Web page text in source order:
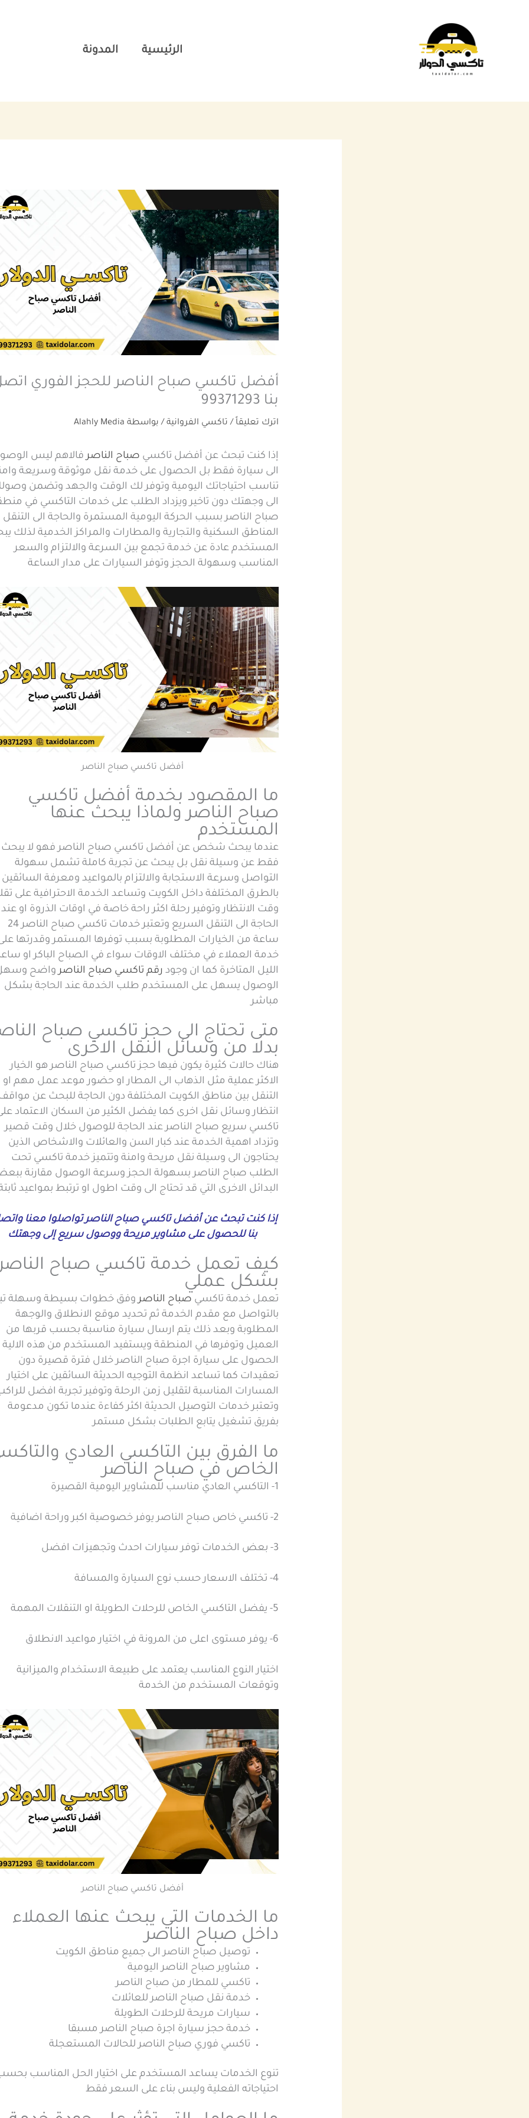
الرئيسية المدونة
أفضل تاكسي صباح الناصر للحجز الفوري
بنا 99371293
اترك تعليقاً / تاكسي الفروانية/ بواسطة Alahly Media
إذا كنت تبحث عن أفضل تاكسي صباح الناصر فالاهم ليس
الى سيارة فقط بل الحصول على خدمة نقل موثوقة وسريعة
تناسب احتياجاتك اليومية وتوفر لك الوقت والجهد وتضمن
الى وجهتك دون تاخير ويزداد الطلب على خدمات التاكسي في
صباح الناصر بسبب الحركة اليومية المستمرة والحاجة الى التنقل
المناطق السكنية والتجارية والمطارات والمراكز الخدمية لذلك
المستخدم عادة عن خدمة تجمع بين السرعة والالتزام والسعر
المناسب وسهولة الحجز وتوفر السيارات على مدار الساعة
أفضل تاكسي صباح الناصر
ما المقصود بخدمة أفضل تاكسي
صباح الناصر ولماذا يبحث عنها
المستخدم
عندما يبحث شخص عن أفضل تاكسي صباح الناصر فهو لا يبحث
فقط عن وسيلة نقل بل يبحث عن تجربة كاملة تشمل سهولة
التواصل وسرعة الاستجابة والالتزام بالمواعيد ومعرفة السائقين
بالطرق المختلفة داخل الكويت وتساعد الخدمة الاحترافية على
وقت الانتظار وتوفير رحلة اكثر راحة خاصة في اوقات الذروة او عند
الحاجة الى التنقل السريع وتعتبر خدمات تاكسي صباح الناصر 24
ساعة من الخيارات المطلوبة بسبب توفرها المستمر وقدرتها
خدمة العملاء في مختلف الاوقات سواء في الصباح الباكر او
الليل المتاخرة كما ان وجود رقم تاكسي صباح الناصر واضح
الوصول يسهل على المستخدم طلب الخدمة عند الحاجة بشكل
مباشر
متى تحتاج الى حجز تاكسي صباح
بدلا من وسائل النقل الاخرى
هناك حالات كثيرة يكون فيها حجز تاكسي صباح الناصر هو الخيار
الاكثر عملية مثل الذهاب الى المطار او حضور موعد عمل مهم او
التنقل بين مناطق الكويت المختلفة دون الحاجة للبحث عن
انتظار وسائل نقل اخرى كما يفضل الكثير من السكان الاعتماد
تاكسي سريع صباح الناصر عند الحاجة للوصول خلال وقت قصير
وتزداد اهمية الخدمة عند كبار السن والعائلات والاشخاص الذين
يحتاجون الى وسيلة نقل مريحة وامنة وتتميز خدمة تاكسي تحت
الطلب صباح الناصر بسهولة الحجز وسرعة الوصول مقارنة
البدائل الاخرى التي قد تحتاج الى وقت اطول او ترتبط بمواعيد
إذا كنت تبحث عن أفضل تاكسي صباح الناصر تواصلوا معنا
بنا للحصول على مشاوير مريحة ووصول سريع إلى وجهتك
كيف تعمل خدمة تاكسي صباح
بشكل عملي
تعمل خدمة تاكسي صباح الناصروفق خطوات بسيطة وسهلة
بالتواصل مع مقدم الخدمة ثم تحديد موقع الانطلاق والوجهة
المطلوبة وبعد ذلك يتم ارسال سيارة مناسبة بحسب قربها من
العميل وتوفرها في المنطقة ويستفيد المستخدم من هذه
الحصول على سيارة اجرة صباح الناصر خلال فترة قصيرة دون
تعقيدات كما تساعد انظمة التوجيه الحديثة السائقين على اختيار
المسارات المناسبة لتقليل زمن الرحلة وتوفير تجربة افضل
وتعتبر خدمات التوصيل الحديثة اكثر كفاءة عندما تكون مدعومة
بفريق تشغيل يتابع الطلبات بشكل مستمر
ما الفرق بين التاكسي العادي
الخاص في صباح الناصر
1- التاكسي العادي مناسب للمشاوير اليومية القصيرة
2- تاكسي خاص صباح الناصر يوفر خصوصية اكبر وراحة اضافية
3- بعض الخدمات توفر سيارات احدث وتجهيزات افضل
4- تختلف الاسعار حسب نوع السيارة والمسافة
5- يفضل التاكسي الخاص للرحلات الطويلة او التنقلات المهمة
6- يوفر مستوى اعلى من المرونة في اختيار مواعيد الانطلاق
اختيار النوع المناسب يعتمد على طبيعة الاستخدام والميزانية
وتوقعات المستخدم من الخدمة
أفضل تاكسي صباح الناصر
ما الخدمات التي يبحث عنها العملاء
داخل صباح الناصر
توصيل صباح الناصر الى جميع مناطق الكويت
مشاوير صباح الناصر اليومية
تاكسي للمطار من صباح الناصر
خدمة نقل صباح الناصر للعائلات
سيارات مريحة للرحلات الطويلة
خدمة حجز سيارة اجرة صباح الناصر مسبقا
تاكسي فوري صباح الناصر للحالات المستعجلة
تنوع الخدمات يساعد المستخدم على اختيار الحل المناسب
احتياجاته الفعلية وليس بناء على السعر فقط